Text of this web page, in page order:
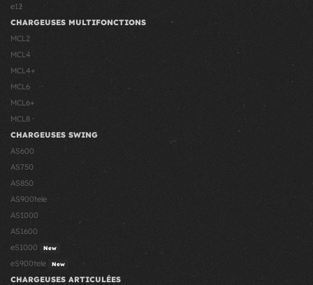
e12
CHARGEUSES MULTIFONCTIONS
MCL2
MCL4
MCL4+
MCL6
MCL6+
MCL8
CHARGEUSES SWING
AS600
AS750
AS850
AS900tele
AS1000
AS1600
eS1000
New
eS900tele New
CHARGEUSES ARTICULÉES